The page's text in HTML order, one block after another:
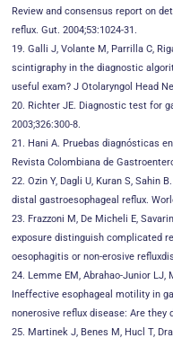
Review and consensus report on
reflux. Gut. 2004;53:1024-31.
19. Galli J, Volante M, Parrilla C,
scintigraphy in the diagnostic
useful exam? J Otolaryngol Head
20. Richter JE. Diagnostic test for
2003;326:300-8.
21. Hani A. Pruebas diagnósticas
Revista Colombiana de
22. Ozin Y, Dagli U, Kuran S,
distal gastroesophageal reflux.
23. Frazzoni M, De Micheli E,
exposure distinguish complicated
oesophagitis or non-erosive
24. Lemme EM, Abrahao-Junior LJ,
Ineffective esophageal motility in
nonerosive reflux disease: Are they
25. Martinek J, Benes M, Hucl T,